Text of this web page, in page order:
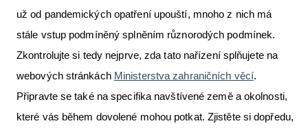
už od pandemických opatření upouští, mnoho z nich má
stále vstup podmíněný splněním různorodých podmínek.
Zkontrolujte si tedy nejprve, zda tato nařízení splňujete na
webových stránkách Ministerstva zahraničních věcí.
Připravte se také na specifika navštívené země a okolnosti,
které vás během dovolené mohou potkat. Zjistěte si dopředu,